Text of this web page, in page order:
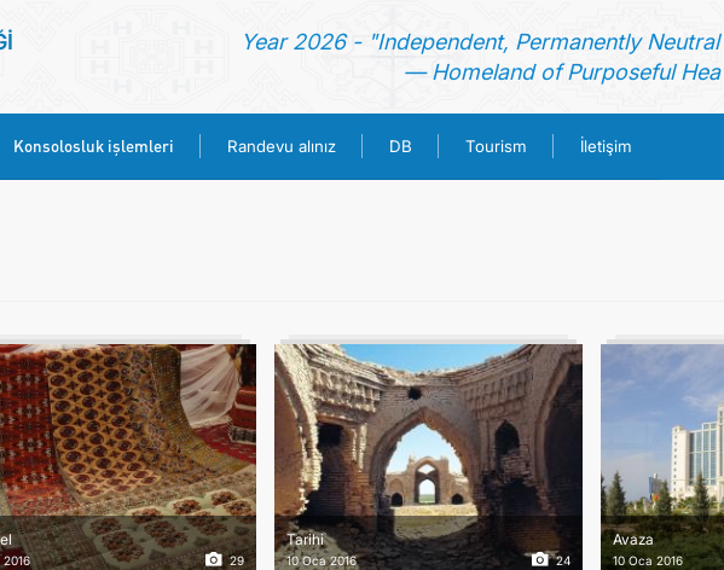
Year 2026 - "Independent, Permanently
— Homeland of Purposeful
Konsolosluk işlemleri Randevu alınız DB Tourism İletişim
TÜRKMENISTAN
KONSOLOSLUK IŞLEMLERI
RANDEVU ALINIZ
DB
2016 29
Tarihi
10 Oca 2016 24
Avaza
10 Oca 2016